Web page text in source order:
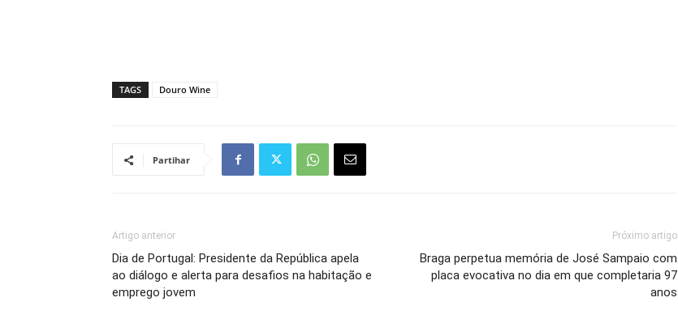
TAGS Douro Wine
Partihar
Artigo anterior
Dia de Portugal: Presidente da República apela
ao diálogo e alerta para desafios na habitação e
emprego jovem
Próximo artigo
Braga perpetua memória de José Sampaio com
placa evocativa no dia em que completaria 97
anos